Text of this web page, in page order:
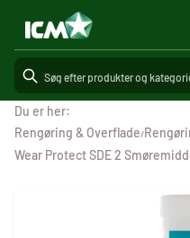
Du er her:
Rengøring & Overflade/
Wear Protect SDE 2